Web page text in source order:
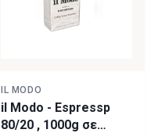
IL MODO
il Modo - Espressp
80/20 , 1000g σε